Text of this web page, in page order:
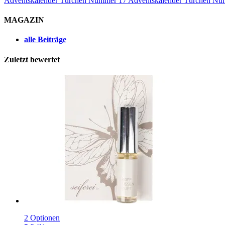
MAGAZIN
alle Beiträge
Zuletzt bewertet
2 Optionen